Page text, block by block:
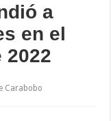
a
en el
2022
Carabobo